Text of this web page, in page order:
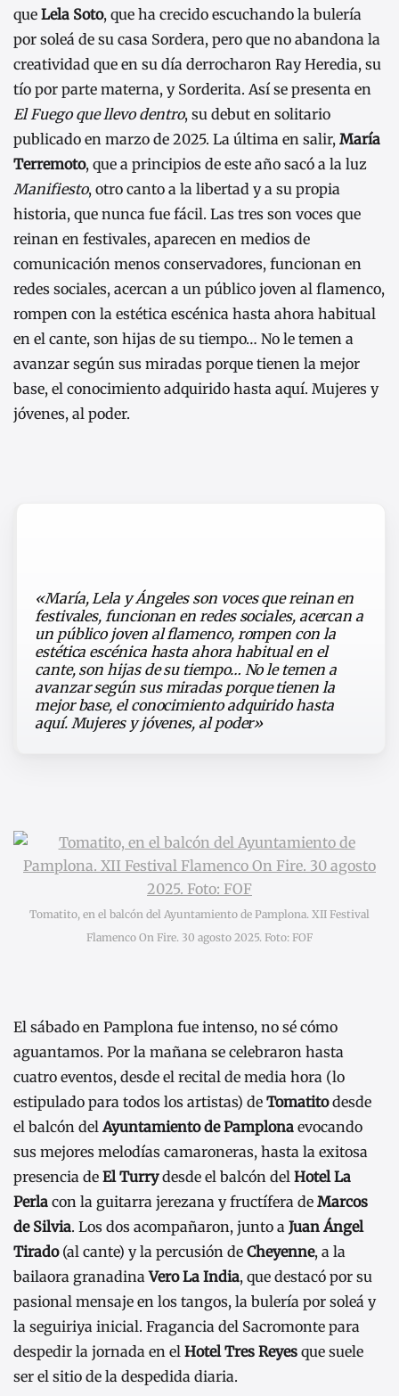
que Lela Soto, que ha crecido escuchando la bulería
por soleá de su casa Sordera, pero que no abandona la
creatividad que en su día derrocharon Ray Heredia, su
tío por parte materna, y Sorderita. Así se presenta en
El Fuego que llevo dentro, su debut en solitario
publicado en marzo de 2025. La última en salir, María
Terremoto, que a principios de este año sacó a la luz
Manifiesto, otro canto a la libertad y a su propia
historia, que nunca fue fácil. Las tres son voces que
reinan en festivales, aparecen en medios de
comunicación menos conservadores, funcionan en
redes sociales, acercan a un público joven al flamenco,
rompen con la estética escénica hasta ahora habitual
en el cante, son hijas de su tiempo… No le temen a
avanzar según sus miradas porque tienen la mejor
base, el conocimiento adquirido hasta aquí. Mujeres y
jóvenes, al poder.
«María, Lela y Ángeles son voces que reinan en
festivales, funcionan en redes sociales, acercan a
un público joven al flamenco, rompen con la
estética escénica hasta ahora habitual en el
cante, son hijas de su tiempo… No le temen a
avanzar según sus miradas porque tienen la
mejor base, el conocimiento adquirido hasta
aquí. Mujeres y jóvenes, al poder»
Tomatito, en el balcón del Ayuntamiento de Pamplona. XII Festival
Flamenco On Fire. 30 agosto 2025. Foto: FOF
El sábado en Pamplona fue intenso, no sé cómo
aguantamos. Por la mañana se celebraron hasta
cuatro eventos, desde el recital de media hora (lo
estipulado para todos los artistas) de Tomatitodesde
el balcón delAyuntamiento de Pamplona evocando
sus mejores melodías camaroneras, hasta la exitosa
presencia de El Turrydesde el balcón del Hotel La
Perla con la guitarra jerezana y fructífera de Marcos
de Silvia. Los dos acompañaron, junto a Juan Ángel
Tirado(al cante) y la percusión de Cheyenne, a la
bailaora granadinaVero La India, que destacó por su
pasional mensaje en los tangos, la bulería por soleá y
la seguiriya inicial. Fragancia del Sacromonte para
despedir la jornada en el Hotel Tres Reyes que suele
ser el sitio de la despedida diaria.